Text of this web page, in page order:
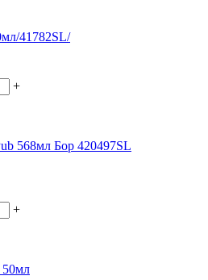
41782SL/
+
568мл Бор 420497SL
+
50мл